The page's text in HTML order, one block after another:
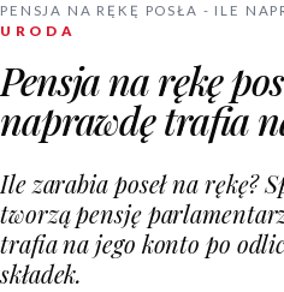
PENSJA NA RĘKĘ POSŁA - ILE
URODA
Pensja na rękę
naprawdę trafia
Ile zarabia poseł na rękę?
tworzą pensję
trafia na jego konto po
składek.